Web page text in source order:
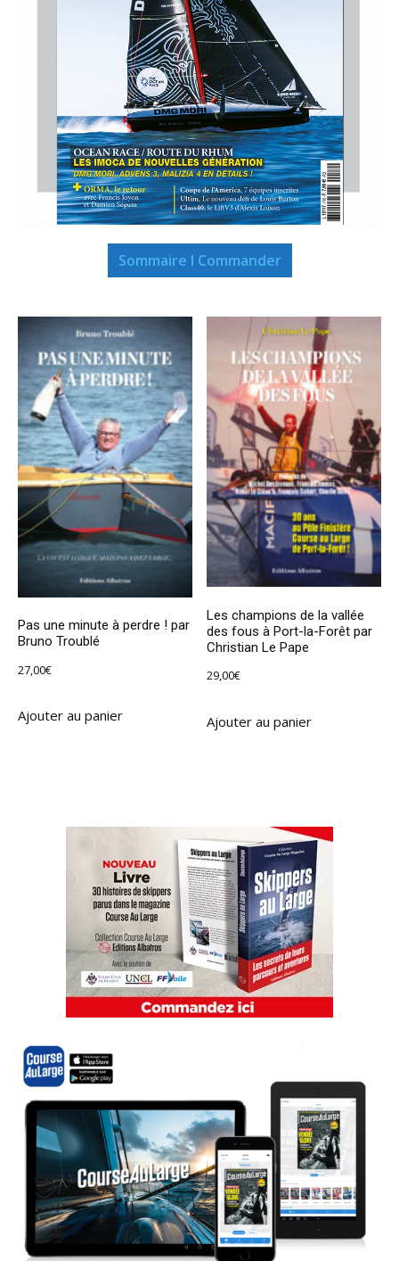
Sommaire I Commander
Pas une minute à perdre ! par
Bruno Troublé
27,00€
Ajouter au panier
Les champions de la vallée
des fous à Port-la-Forêt par
Christian Le Pape
29,00€
Ajouter au panier